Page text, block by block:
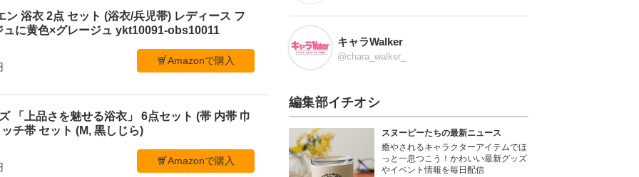
浴衣 2点 セット (浴衣/兵児帯) レディース フ
ュに黄色×グレージュ ykt10091-obs10011
Amazonで購入
「上品さを魅せる浴衣」 6点セット (帯 内帯 巾
チ帯 セット (M, 黒しじら)
Amazonで購入
キャラWalker
@chara_walker_
編集部イチオシ
スヌーピーたちの最新ニュース
癒やされるキャラクターアイテムでほ
っと一息つこう！かわいい最新グッズ
やイベント情報を毎日配信